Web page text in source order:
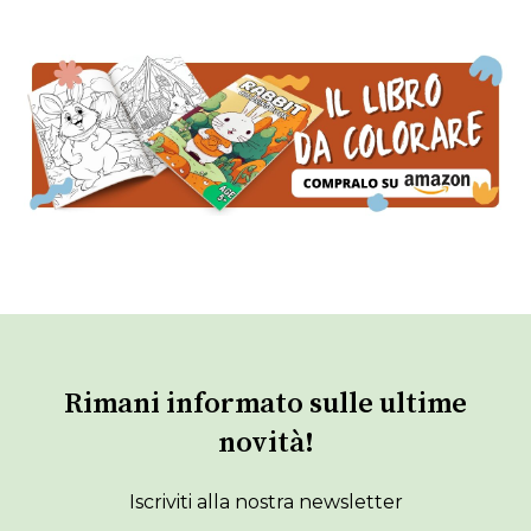
Rimani informato sulle ultime
novità!
Iscriviti alla nostra newsletter